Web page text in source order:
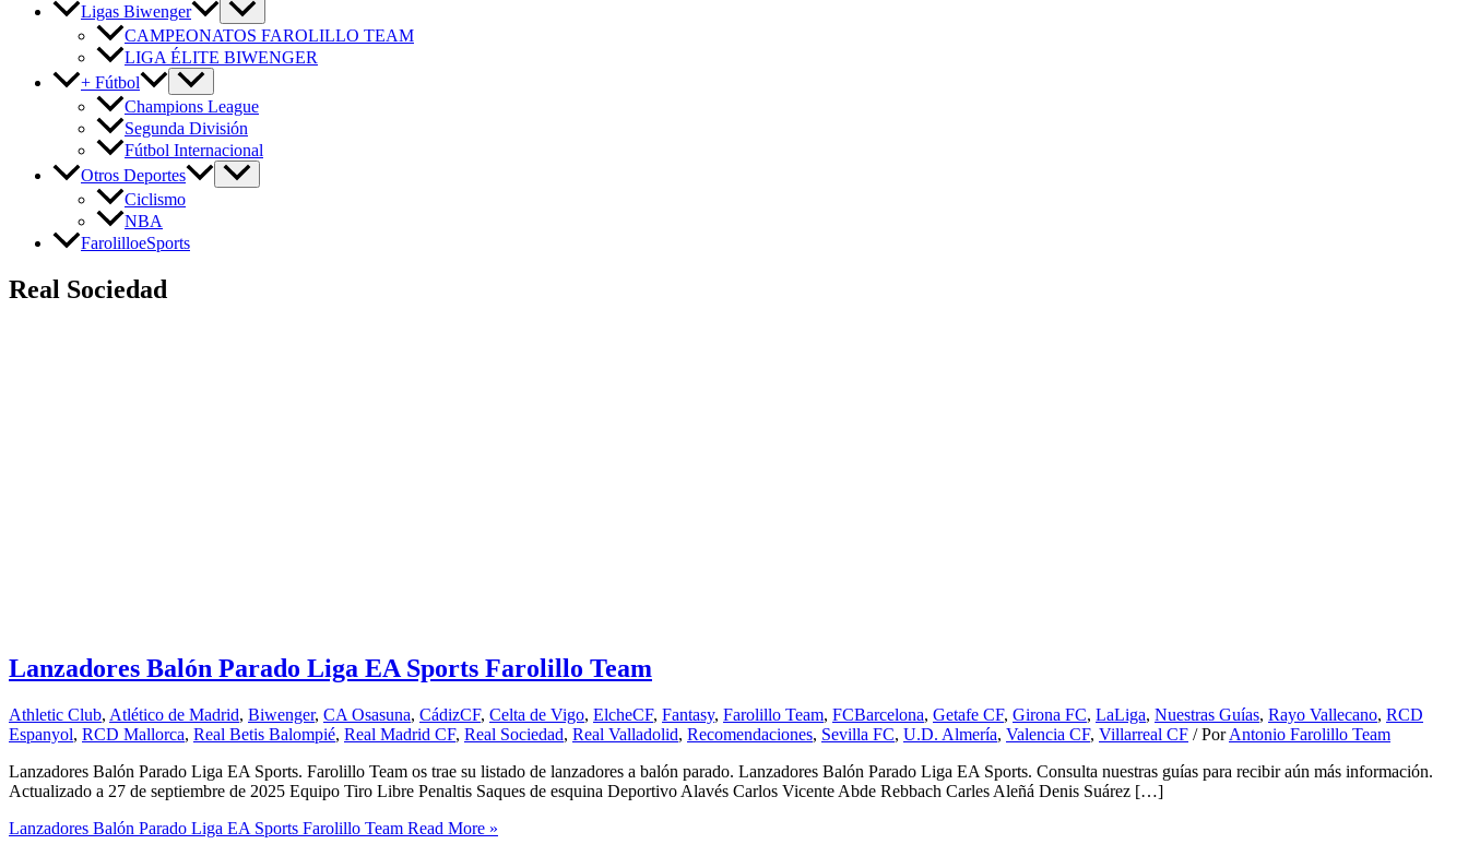
Ligas Biwenger
CAMPEONATOS FAROLILLO TEAM
LIGA ÉLITE BIWENGER
+ Fútbol
Champions League
Segunda División
Fútbol Internacional
Otros Deportes
Ciclismo
NBA
FarolilloeSports
Real Sociedad
Lanzadores Balón Parado Liga EA Sports Farolillo Team
Athletic Club, Atlético de Madrid, Biwenger, CA Osasuna, CádizCF, Celta de Vigo, ElcheCF, Fantasy, Farolillo Team, FCBarcelona, Getafe CF, Girona FC, LaLiga, Nuestras Guías, Rayo Vallecano, RCD
Espanyol, RCD Mallorca, Real Betis Balompié, Real Madrid CF, Real Sociedad, Real Valladolid, Recomendaciones, Sevilla FC, U.D. Almería, Valencia CF, Villarreal CF / PorAntonio Farolillo Team
Lanzadores Balón Parado Liga EA Sports. Farolillo Team os trae su listado de lanzadores a balón parado. Lanzadores Balón Parado Liga EA Sports. Consulta nuestras guías para recibir aún más información.
Actualizado a 27 de septiembre de 2025 Equipo Tiro Libre Penaltis Saques de esquina Deportivo Alavés Carlos Vicente Abde Rebbach Carles Aleñá Denis Suárez […]
Lanzadores Balón Parado Liga EA Sports Farolillo Team Read More »